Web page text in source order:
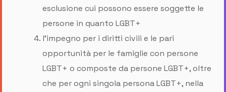
esclusione cui possono essere soggette le
persone in quanto LGBT+
l’impegno per i diritti civili e le pari
opportunità per le famiglie con persone
LGBT+ o composte da persone LGBT+, oltre
che per ogni singola persona LGBT+, nella